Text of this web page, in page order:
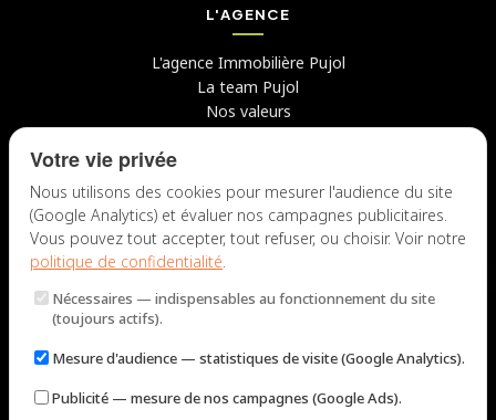
L'AGENCE
L'agence Immobilière Pujol
La team Pujol
Nos valeurs
Avis clients
Candidater chez nous
NOUS CONTACTER
Lun – Jeu : 9h – 12h / 14h – 18h
Votre vie privée
Nous utilisons des cookies pour mesurer l'audience du site
(Google Analytics) et évaluer nos campagnes publicitaires.
Vous pouvez tout accepter, tout refuser, ou choisir. Voir notre
politique de confidentialité.
Nécessaires — indispensables au fonctionnement du site
(toujours actifs).
Mesure d'audience — statistiques de visite (Google Analytics).
Publicité — mesure de nos campagnes (Google Ads).